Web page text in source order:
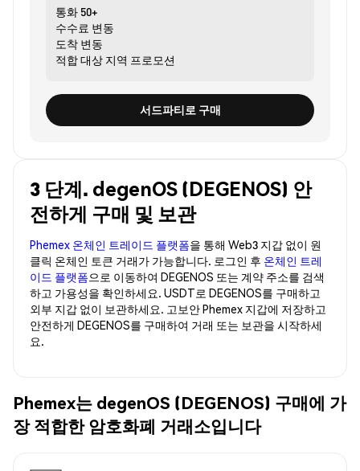
통화 50+
수수료 변동
도착 변동
적합 대상 지역 프로모션
서드파티로 구매
3 단계. degenOS (DEGENOS) 안
전하게 구매 및 보관
Phemex 온체인 트레이드 플랫폼을 통해 Web3 지갑 없이 원
클릭 온체인 토큰 거래가 가능합니다. 로그인 후 온체인 트레
이드 플랫폼으로 이동하여 DEGENOS 또는 계약 주소를 검색
하고 가용성을 확인하세요. USDT로 DEGENOS를 구매하고
외부 지갑 없이 보관하세요. 고보안 Phemex 지갑에 저장하고
안전하게 DEGENOS를 구매하여 거래 또는 보관을 시작하세
요.
Phemex는 degenOS (DEGENOS) 구매에 가
장 적합한 암호화폐 거래소입니다